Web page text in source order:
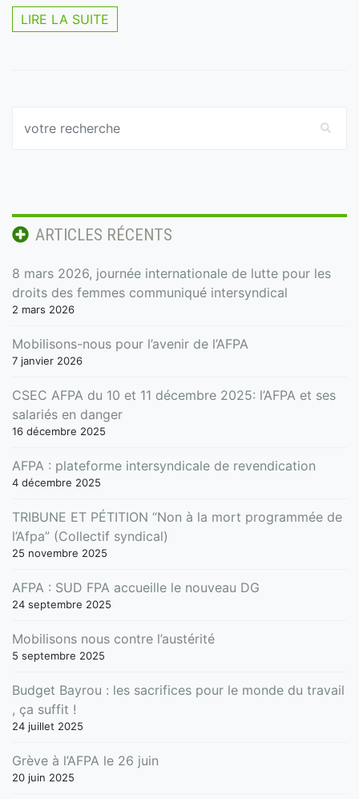
LIRE LA SUITE
ARTICLES RÉCENTS
8 mars 2026, journée internationale de lutte pour les
droits des femmes communiqué intersyndical
2 mars 2026
Mobilisons-nous pour l’avenir de l’AFPA
7 janvier 2026
CSEC AFPA du 10 et 11 décembre 2025: l’AFPA et ses
salariés en danger
16 décembre 2025
AFPA : plateforme intersyndicale de revendication
4 décembre 2025
TRIBUNE ET PÉTITION “Non à la mort programmée de
l’Afpa” (Collectif syndical)
25 novembre 2025
AFPA : SUD FPA accueille le nouveau DG
24 septembre 2025
Mobilisons nous contre l’austérité
5 septembre 2025
Budget Bayrou : les sacrifices pour le monde du travail
, ça suffit !
24 juillet 2025
Grève à l’AFPA le 26 juin
20 juin 2025